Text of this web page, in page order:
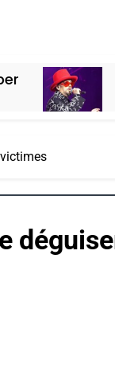
«Tu Dis
5 Jours Ago